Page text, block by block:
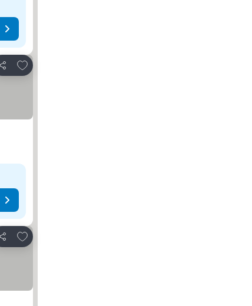
Teilen
Zu Favoriten hinzufügen
Teilen
Zu Favoriten hinzufügen